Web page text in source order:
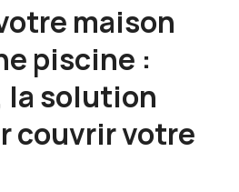
maison
piscine :
la solution
couvrir votre